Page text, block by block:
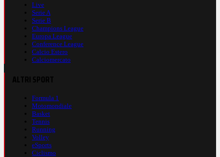
Live
Serie A
Serie B
Champions League
Europa League
Conference League
Calcio Estero
Calciomercato
Formula 1
Motomondiale
Basket
Tennis
Running
Volley
eSports
Ciclismo